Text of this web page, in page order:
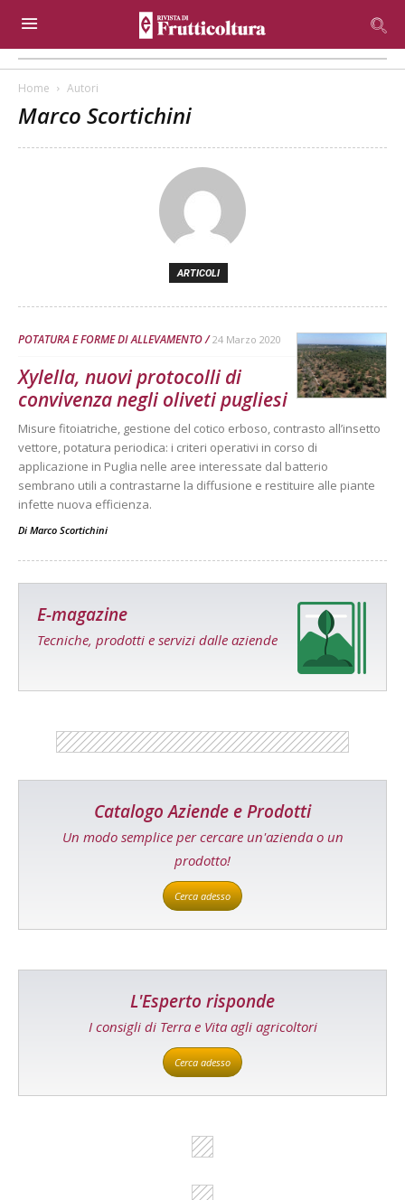
Home Autori
Marco Scortichini
ARTICOLI
POTATURA E FORME DI ALLEVAMENTO 24 Marzo 2020
Xylella, nuovi protocolli di
convivenza negli oliveti pugliesi
Misure fitoiatriche, gestione del cotico erboso, contrasto all’insetto
vettore, potatura periodica: i criteri operativi in corso di
applicazione in Puglia nelle aree interessate dal batterio
sembrano utili a contrastarne la diffusione e restituire alle piante
infette nuova efficienza.
Di Marco Scortichini
E-magazine
Tecniche, prodotti e servizi dalle aziende
Catalogo Aziende e Prodotti
Un modo semplice per cercare un'azienda o un
prodotto!
Cerca adesso
L'Esperto risponde
I consigli di Terra e Vita agli agricoltori
Cerca adesso